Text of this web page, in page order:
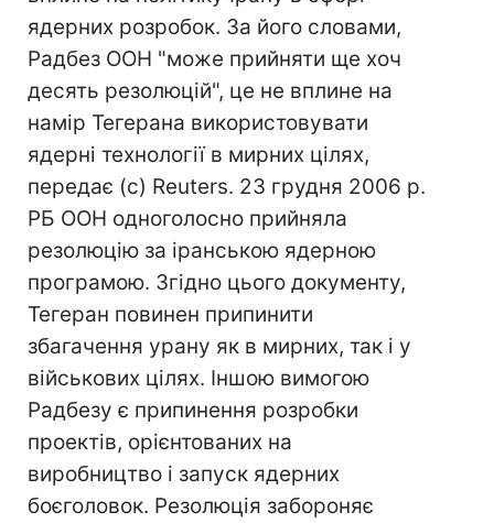
ядерних розробок. За його словами,
Радбез ООН "може прийняти ще хоч
десять резолюцій", це не вплине на
намір Тегерана використовувати
ядерні технології в мирних цілях,
передає (с) Reuters. 23 грудня 2006 р.
РБ ООН одноголосно прийняла
резолюцію за іранською ядерною
програмою. Згідно цього документу,
Тегеран повинен припинити
збагачення урану як в мирних, так і у
військових цілях. Іншою вимогою
Радбезу є припинення розробки
проектів, орієнтованих на
виробництво і запуск ядерних
боєголовок. Резолюція забороняє